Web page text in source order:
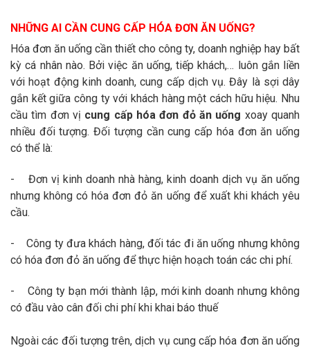
NHỮNG AI CẦN CUNG CẤP HÓA ĐƠN ĂN UỐNG?
Hóa đơn ăn uống cần thiết cho công ty, doanh nghiệp hay bất
kỳ cá nhân nào. Bởi việc ăn uống, tiếp khách,… luôn gắn liền
với hoạt động kinh doanh, cung cấp dịch vụ. Đây là sợi dây
gắn kết giữa công ty với khách hàng một cách hữu hiệu. Nhu
cầu tìm đơn vị cung cấp hóa đơn đỏ ăn uống xoay quanh
nhiều đối tượng. Đối tượng cần cung cấp hóa đơn ăn uống
có thể là:
- Đơn vị kinh doanh nhà hàng, kinh doanh dịch vụ ăn uống
nhưng không có hóa đơn đỏ ăn uống để xuất khi khách yêu
cầu.
- Công ty đưa khách hàng, đối tác đi ăn uống nhưng không
có hóa đơn đỏ ăn uống để thực hiện hoạch toán các chi phí.
- Công ty bạn mới thành lập, mới kinh doanh nhưng không
có đầu vào cân đối chi phí khi khai báo thuế
Ngoài các đối tượng trên, dịch vụ cung cấp hóa đơn ăn uống